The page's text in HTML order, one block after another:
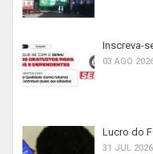
Inscreva-
03 AGO
Lucro do
31 JUL 2026